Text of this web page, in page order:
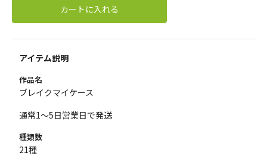
カートに入れる
アイテム説明
作品名
ブレイクマイケース
通常1～5日営業日で発送
種類数
21種